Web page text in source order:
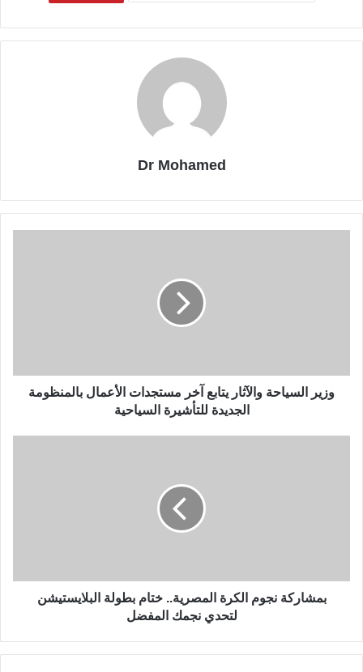
Dr Mohamed
وزير السياحة والآثار يتابع آخر مستجدات الأعمال بالمنظومة
الجديدة للتأشيرة السياحية
بمشاركة نجوم الكرة المصرية.. ختام بطولة البلايستيشن
لتحدي نجمك المفضل